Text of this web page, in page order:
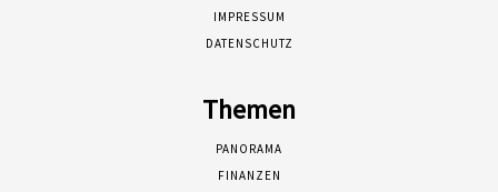
IMPRESSUM
DATENSCHUTZ
Themen
PANORAMA
FINANZEN